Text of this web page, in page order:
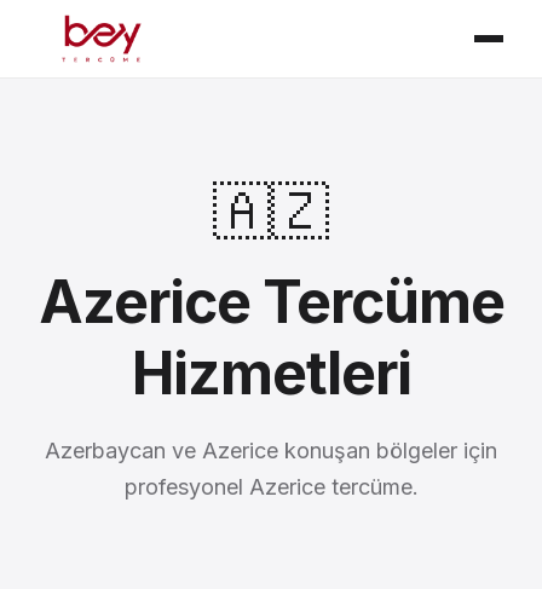
🇦🇿
Azerice Tercüme
Hizmetleri
Azerbaycan ve Azerice konuşan bölgeler için
profesyonel Azerice tercüme.